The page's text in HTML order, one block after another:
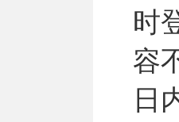
时
容
日